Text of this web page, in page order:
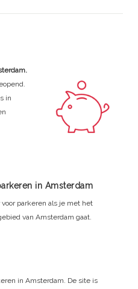
in
in Amsterdam
parkeren als je met het
van Amsterdam gaat.
in Amsterdam. De site is